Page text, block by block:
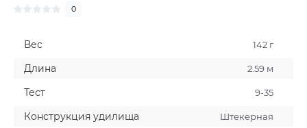
0
Вес 142 г
Длина 2.59 м
Тест 9-35
Конструкция удилища Штекерная